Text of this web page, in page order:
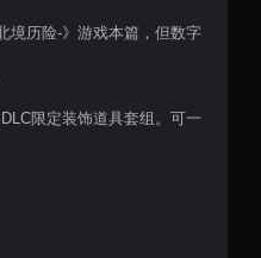
境历险-》游戏本篇，但数字
限定装饰道具套组。可一